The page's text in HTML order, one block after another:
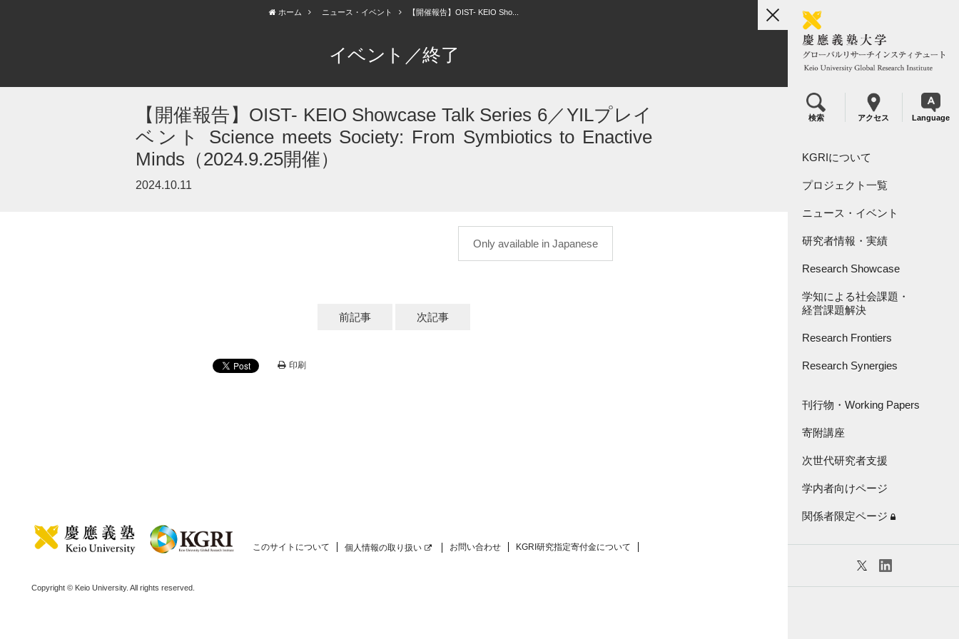
toggle
navigation
検索 アクセス Language
KGRIについて
組織概要
リーダーシップ
KGRI研究指定寄付金につい
プロジェクト一覧
KGRI研究プロジェクト
KGRI内センター
ニュース・イベント
研究者情報・実績
Research Showcase
Research Video Index
研究支援事業
Great Thinker Series
学知による社会課題・
経営課題解決
Research Frontiers
論文紹介
Research Synergies
刊行物・Working Papers
刊行物
Working Papers
寄附講座
次世代研究者支援
KGRI独自の研究補助金
特任教員紹介
学内者向けページ
関係者限定ページ
ホーム ニュース・イベント 【開催報告】OIST- KEIO Sho...
イベント／終了
【開催報告】OIST- KEIO Showcase Talk Series 6／YILプレイ
ベント Science meets Society: From Symbiotics to Enactive
Minds（2024.9.25開催）
2024.10.11
Only available in Japanese
前記事 次記事
印刷
このサイトについて 個人情報の取り扱い お問い合わせ KGRI研究指定寄付金について
Copyright © Keio University. All rights reserved.